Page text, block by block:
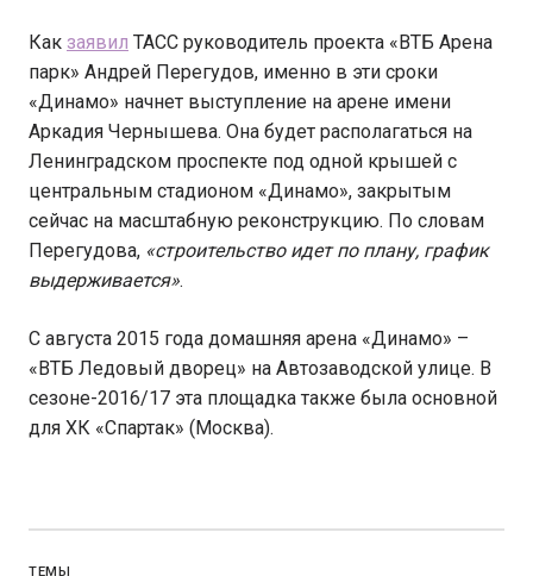
Как заявил ТАСС руководитель проекта «ВТБ Арена
парк» Андрей Перегудов, именно в эти сроки
«Динамо» начнет выступление на арене имени
Аркадия Чернышева. Она будет располагаться на
Ленинградском проспекте под одной крышей с
центральным стадионом «Динамо», закрытым
сейчас на масштабную реконструкцию. По словам
Перегудова, «строительство идет по плану, график
выдерживается».
С августа 2015 года домашняя арена «Динамо» –
«ВТБ Ледовый дворец» на Автозаводской улице. В
сезоне-2016/17 эта площадка также была основной
для ХК «Спартак» (Москва).
ТЕМЫ